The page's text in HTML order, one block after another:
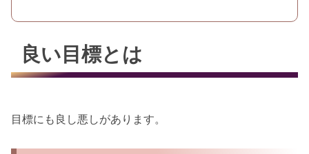
良い目標とは
目標にも良し悪しがあります。